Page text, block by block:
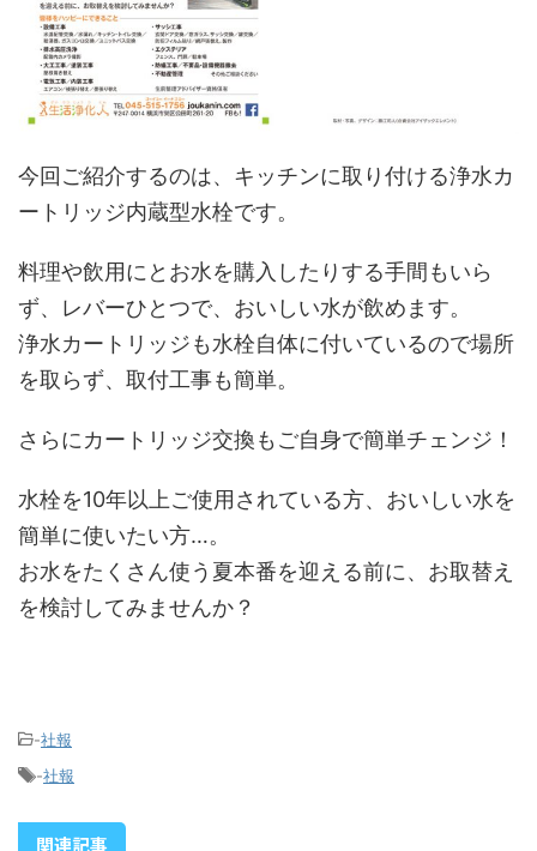
今回ご紹介するのは、キッチンに取り付ける浄水カ
ートリッジ内蔵型水栓です。
料理や飲用にとお水を購入したりする手間もいら
ず、レバーひとつで、おいしい水が飲めます。
浄水カートリッジも水栓自体に付いているので場所
を取らず、取付工事も簡単。
さらにカートリッジ交換もご自身で簡単チェンジ！
水栓を10年以上ご使用されている方、おいしい水を
簡単に使いたい方…。
お水をたくさん使う夏本番を迎える前に、お取替え
を検討してみませんか？
-社報
-社報
関連記事